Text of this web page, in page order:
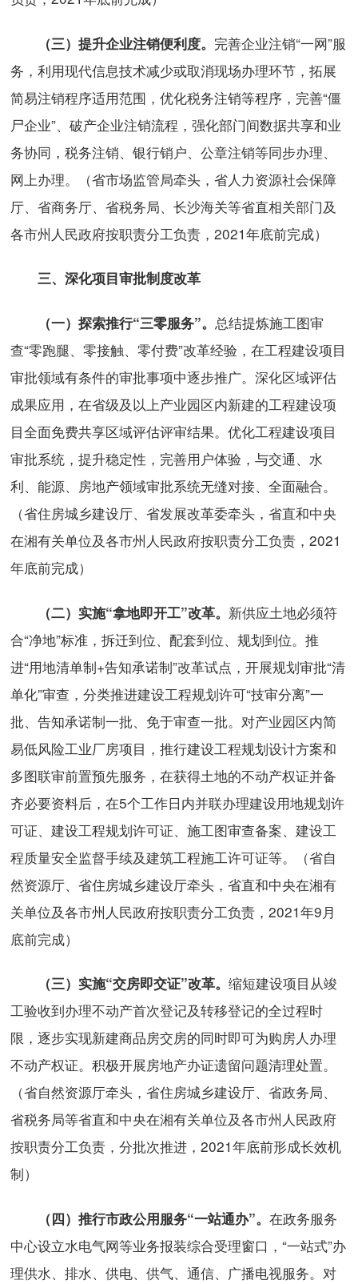
（三）提升企业注销便利度。 完善企业注销“一网”服
务，利用现代信息技术减少或取消现场办理环节，拓展
简易注销程序适用范围，优化税务注销等程序，完善“僵
尸企业”、破产企业注销流程，强化部门间数据共享和业
务协同，税务注销、银行销户、公章注销等同步办理、
网上办理。（省市场监管局牵头，省人力资源社会保障
厅、省商务厅、省税务局、长沙海关等省直相关部门及
各市州人民政府按职责分工负责，2021年底前完成）
三、深化项目审批制度改革
（一）探索推行“三零服务”。 总结提炼施工图审
查“零跑腿、零接触、零付费”改革经验，在工程建设项目
审批领域有条件的审批事项中逐步推广。深化区域评估
成果应用，在省级及以上产业园区内新建的工程建设项
目全面免费共享区域评估评审结果。优化工程建设项目
审批系统，提升稳定性，完善用户体验，与交通、水
利、能源、房地产领域审批系统无缝对接、全面融合。
（省住房城乡建设厅、省发展改革委牵头，省直和中央
在湘有关单位及各市州人民政府按职责分工负责，2021
年底前完成）
（二）实施“拿地即开工”改革。 新供应土地必须符
合“净地”标准，拆迁到位、配套到位、规划到位。推
进“用地清单制+告知承诺制”改革试点，开展规划审批“清
单化”审查，分类推进建设工程规划许可“技审分离”一
批、告知承诺制一批、免于审查一批。对产业园区内简
易低风险工业厂房项目，推行建设工程规划设计方案和
多图联审前置预先服务，在获得土地的不动产权证并备
齐必要资料后，在5个工作日内并联办理建设用地规划许
可证、建设工程规划许可证、施工图审查备案、建设工
程质量安全监督手续及建筑工程施工许可证等。（省自
然资源厅、省住房城乡建设厅牵头，省直和中央在湘有
关单位及各市州人民政府按职责分工负责，2021年9月
底前完成）
（三）实施“交房即交证”改革。 缩短建设项目从竣
工验收到办理不动产首次登记及转移登记的全过程时
限，逐步实现新建商品房交房的同时即可为购房人办理
不动产权证。积极开展房地产办证遗留问题清理处置。
（省自然资源厅牵头，省住房城乡建设厅、省政务局、
省税务局等省直和中央在湘有关单位及各市州人民政府
按职责分工负责，分批次推进，2021年底前形成长效机
制）
（四）推行市政公用服务“一站通办”。 在政务服务
中心设立水电气网等业务报装综合受理窗口，“一站式”办
理供水、排水、供电、供气、通信、广播电视服务。对